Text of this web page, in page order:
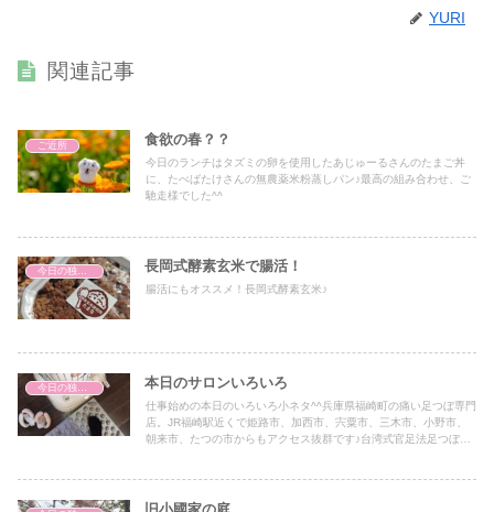
YURI
関連記事
ご近所 食欲の春？？
今日のランチはタズミの卵を使用したあじゅーるさんのたまご丼
に、たべばたけさんの無農薬米粉蒸しパン♪最高の組み合わせ、ご
馳走様でした^^
今日の独り言 長岡式酵素玄米で腸活！
腸活にもオススメ！長岡式酵素玄米♪
今日の独り言 本日のサロンいろいろ
仕事始めの本日のいろいろ小ネタ^^兵庫県福崎町の痛い足つぼ専門
店。JR福崎駅近くで姫路市、加西市、宍粟市、三木市、小野市、
朝来市、たつの市からもアクセス抜群です♪台湾式官足法足つぼで